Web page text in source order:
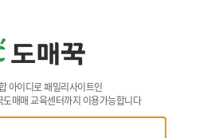
아이디로 패밀리사이트인
도매매 교육센터까지 이용가능합니다